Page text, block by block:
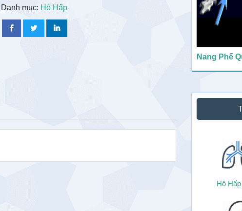
Danh mục: Hô Hấp
Nang Phế
Hô Hấp